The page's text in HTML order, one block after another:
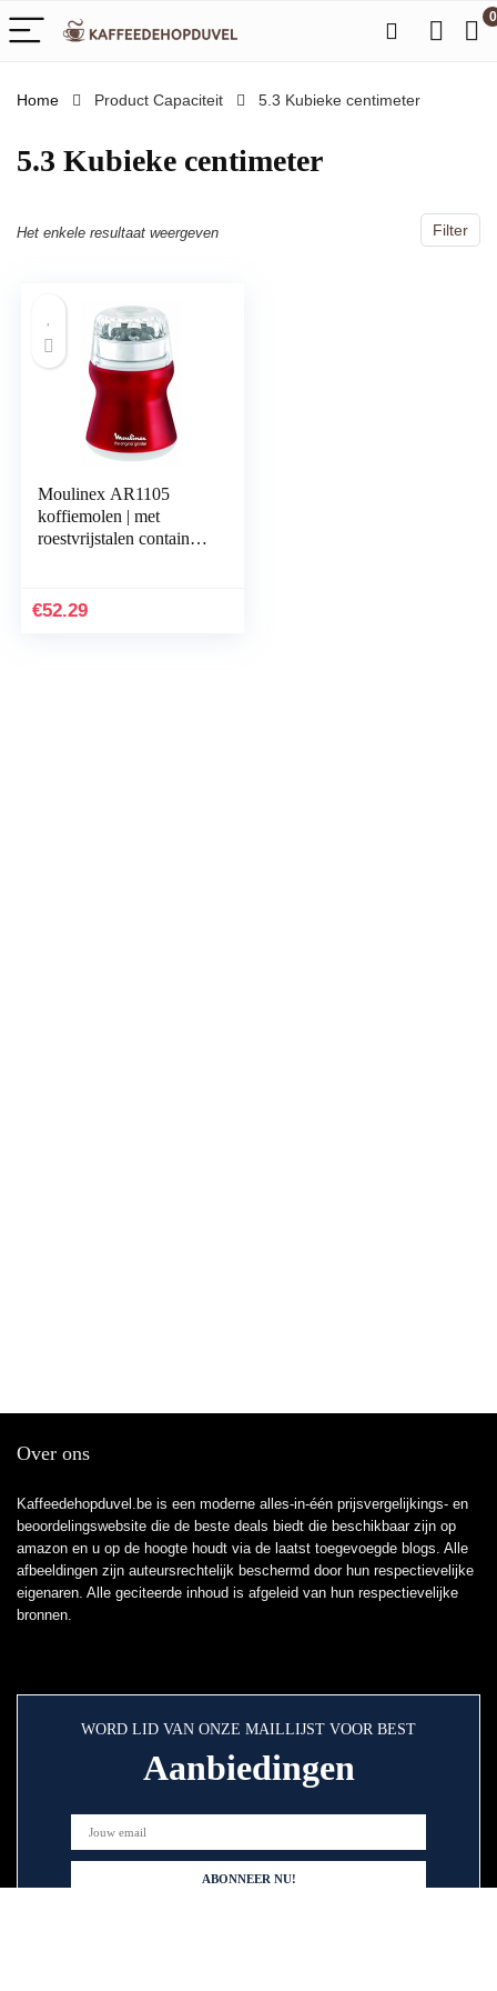
0
Home Product Capaciteit ‎5.3 Kubieke centimeter
‎5.3 Kubieke centimeter
Filter
Het enkele resultaat weergeven
Moulinex AR1105
koffiemolen | met
roestvrijstalen container
rood/wit
€52.29
Over ons
Kaffeedehopduvel.be is een moderne alles-in-één prijsvergelijkings- en
beoordelingswebsite die de beste deals biedt die beschikbaar zijn op
amazon en u op de hoogte houdt via de laatst toegevoegde blogs. Alle
afbeeldingen zijn auteursrechtelijk beschermd door hun respectievelijke
eigenaren. Alle geciteerde inhoud is afgeleid van hun respectievelijke
bronnen.
WORD LID VAN ONZE MAILLIJST VOOR BEST
Aanbiedingen